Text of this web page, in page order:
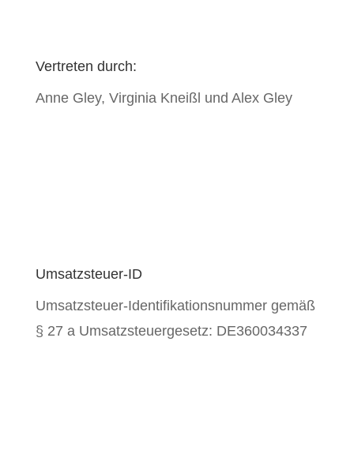
Vertreten durch:
Anne Gley, Virginia Kneißl und Alex Gley
Umsatzsteuer-ID
Umsatzsteuer-Identifikationsnummer gemäß
§ 27 a Umsatzsteuergesetz: DE360034337